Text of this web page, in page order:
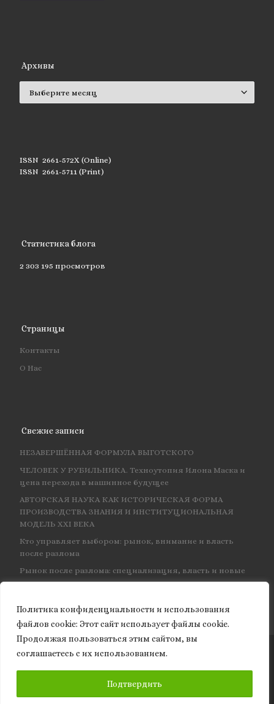
Политика конфиденциальности и использования
файлов сookie: Этот сайт использует файлы cookie.
Продолжая пользоваться этим сайтом, вы
соглашаетесь с их использованием.
Подтвердить
Архивы
ISSN 2661-572X (Online)
ISSN 2661-5711 (Print)
Статистика блога
2 303 195 просмотров
Страницы
Контакты
О Нас
Свежие записи
НЕЗАВЕРШЁННАЯ ФОРМУЛА ВЫГОТСКОГО
ЧЕЛОВЕК У РУБИЛЬНИКА. Техноутопия Илона Маска и
цена перехода в машинное будущее
АВТОРСКАЯ НАУКА КАК ИСТОРИЧЕСКАЯ ФОРМА
ПРОИЗВОДСТВА ЗНАНИЯ И ИНСТИТУЦИОНАЛЬНАЯ
МОДЕЛЬ XXI ВЕКА
Кто управляет выбором: рынок, внимание и власть
после разлома
Рынок после разлома: специализация, власть и новые
центры влияния
© 2026Granite of science– Все права защищены